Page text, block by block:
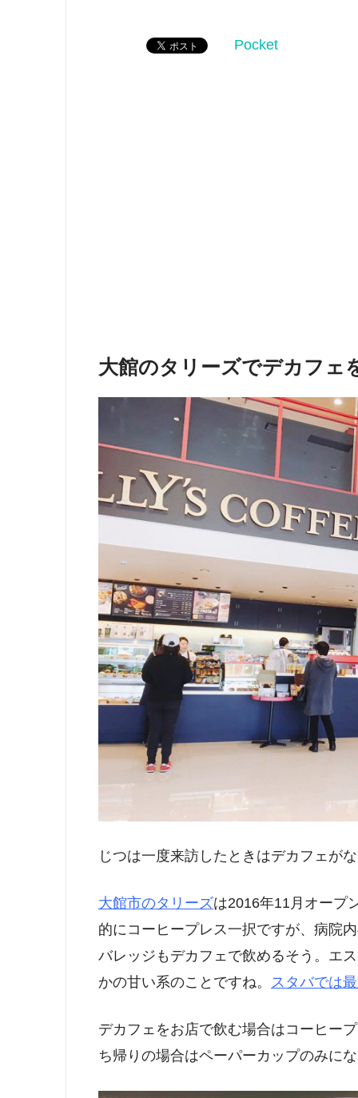
Pocket
大館のタリーズでデカフェ
じつは一度来訪したときはデカフェが
大館市のタリーズは2016年11月オープ
的にコーヒープレス一択ですが、病院
バレッジもデカフェで飲めるそう。エ
かの甘い系のことですね。
スタバでは
デカフェをお店で飲む場合はコーヒー
ち帰りの場合はペーパーカップのみに